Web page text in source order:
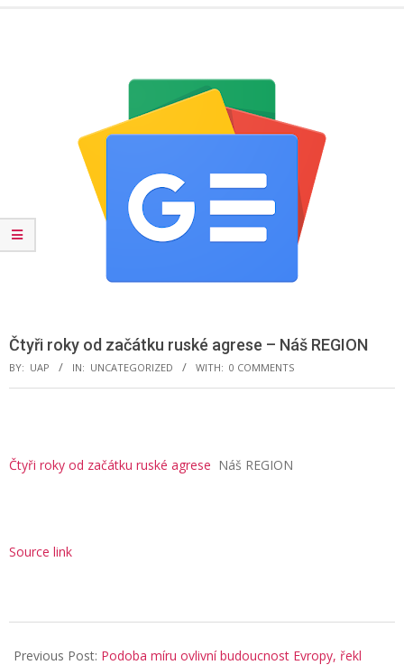
Čtyři roky od začátku ruské agrese – Náš REGION
BY: UAP IN: UNCATEGORIZED WITH: 0 COMMENTS
Čtyři roky od začátku ruské agrese Náš REGION
Source link
02-
Previous Post: Podoba míru ovlivní budoucnost Evropy, řekl